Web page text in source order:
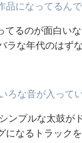
品になってるん
るのが面白い
ラな年代のはず
ろな音が入って
ンプルな太鼓が
になるトラック